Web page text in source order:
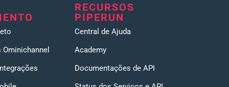
RECURSOS
PIPERUN
Central de Ajuda
Academy
Documentações de API